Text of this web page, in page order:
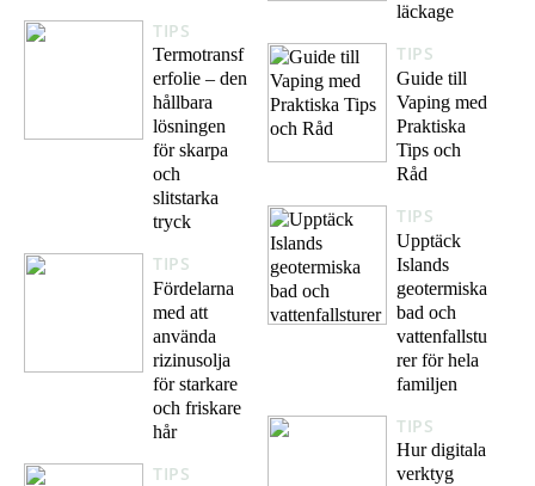
TIPS
Termotransf
erfolie – den
hållbara
lösningen
för skarpa
och
slitstarka
tryck
TIPS
Fördelarna
med att
använda
rizinusolja
för starkare
och friskare
hår
TIPS
läckage
TIPS
Guide till
Vaping med
Praktiska
Tips och
Råd
TIPS
Upptäck
Islands
geotermiska
bad och
vattenfallstu
rer för hela
familjen
TIPS
Hur digitala
verktyg